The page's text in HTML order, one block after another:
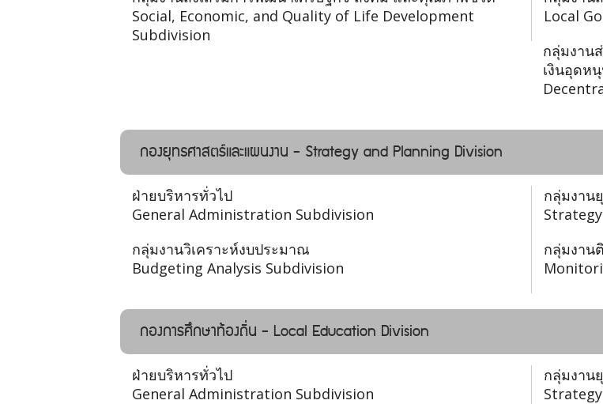
Social, Economic, and Quality of Life Development
Subdivision
Local
กลุ่มงาน
เงินอุดห
กองยุทธศาสตร์และแผนงาน - Strategy and Planning Division
ฝ่ายบริหารทั่วไป
General Administration Subdivision
กลุ่มงาน
กลุ่มงานวิเคราะห์งบประมาณ
Budgeting Analysis Subdivision
กลุ่มงาน
กองการศึกษาท้องถิ่น - Local Education Division
ฝ่ายบริหารทั่วไป
General Administration Subdivision
กลุ่มงาน